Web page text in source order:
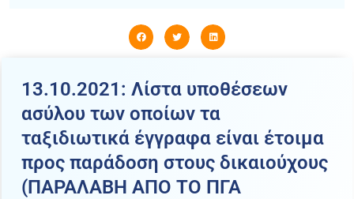
13.10.2021: Λίστα υποθέσεων
ασύλου των οποίων τα
ταξιδιωτικά έγγραφα είναι έτοιμα
προς παράδοση στους δικαιούχους
(ΠΑΡΑΛΑΒΗ ΑΠΟ ΤΟ ΠΓΑ